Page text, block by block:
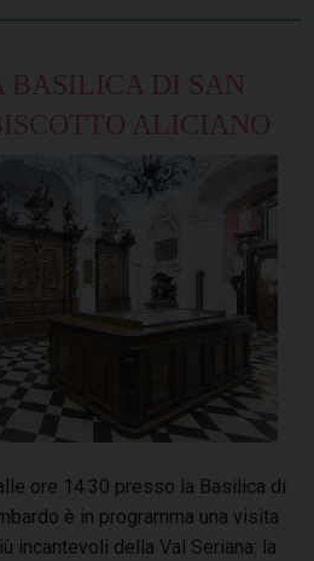
BASILICA DI SAN
ALICIANO
ore 14.30 presso la Basilica di
è in programma una visita
incantevoli della Val Seriana: la